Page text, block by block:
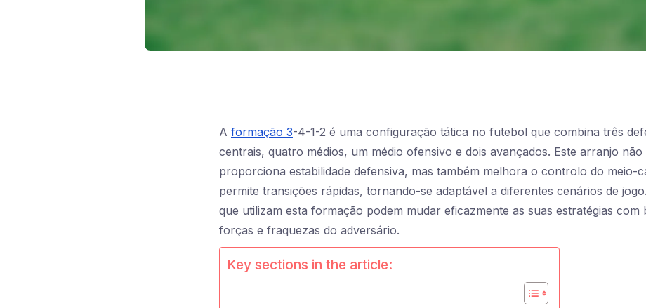
A formação 3-4-1-2 é uma configuração tática no futebol que combina três
centrais, quatro médios, um médio ofensivo e dois avançados. Este arranjo não
proporciona estabilidade defensiva, mas também melhora o controlo do meio-
permite transições rápidas, tornando-se adaptável a diferentes cenários de
que utilizam esta formação podem mudar eficazmente as suas estratégias com
forças e fraquezas do adversário.
Key sections in the article: